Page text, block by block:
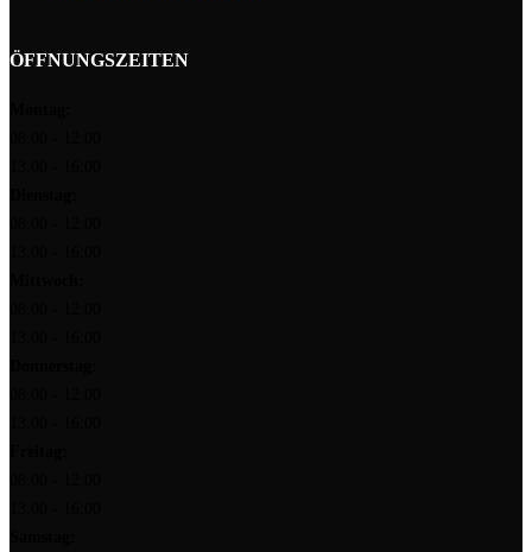
ÖFFNUNGSZEITEN